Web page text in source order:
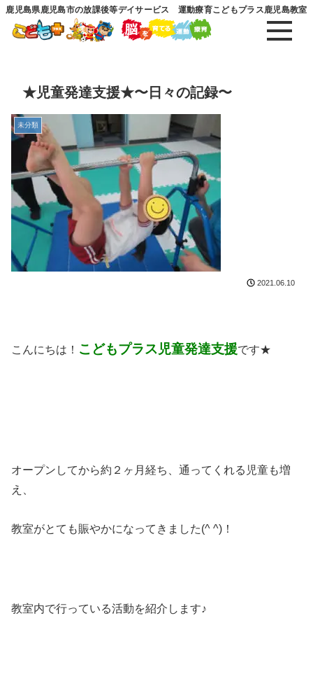
鹿児島県鹿児島市の放課後等デイサービス 運動療育こどもプラス鹿児島教室
★児童発達支援★〜日々の記録〜
未分類
2021.06.10
こんにちは！ こどもプラス児童発達支援です★
オープンしてから約２ヶ月経ち、通ってくれる児童も増
え、
教室がとても賑やかになってきました(^ ^)！
教室内で行っている活動を紹介します♪